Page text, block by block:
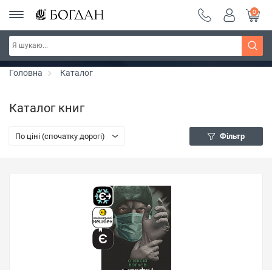
РОЗПРОДАЖ ~ 150 грн ~ 200 грн ~ 250 грн ~
300 грн ~ РОЗПРОДАЖ
Дізнатись більше
0
Головна Каталог
Каталог книг
По ціні (спочатку дорогі) Фільтр